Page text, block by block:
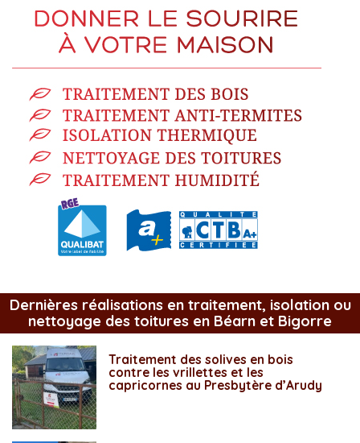
Dernières réalisations en traitement, isolation ou
nettoyage des toitures en Béarn et Bigorre
Traitement des solives en bois
contre les vrillettes et les
capricornes au Presbytère d’Arudy